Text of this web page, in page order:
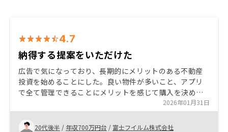
4.7
納得する提案をいただけた
広告で気になっており、長期的にメリットのある不動産
投資を始めることにした。良い物件が多いこと、アプリ
で全て管理できることにメリットを感じて購入を決め
た。空室リスクを心配していたが、市場動向からリスク
が少ないことを説明受けて安心した。
2026年01月31日
20代後半 / 年収700万円台 / 富士フイルム株式会社